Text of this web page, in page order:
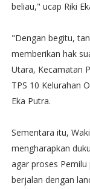
beliau," ucap Riki
"Dengan begitu,
memberikan hak
Utara, Kecamatan
TPS 10 Kelurahan
Eka Putra.
Sementara itu,
mengharapkan
agar proses
berjalan dengan